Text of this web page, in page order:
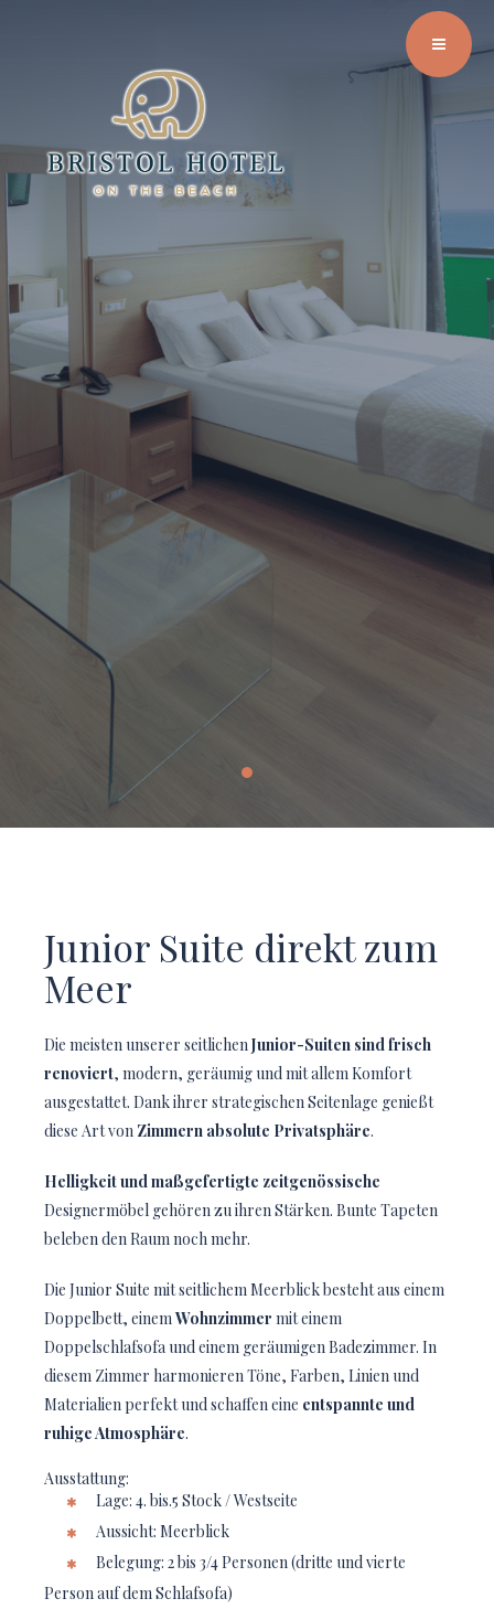
Junior Suite direkt zum
Meer
Die meisten unserer seitlichenJunior-Suiten sind frisch
renoviert, modern, geräumig und mit allem Komfort
ausgestattet. Dank ihrer strategischen Seitenlage genießt
diese Art von Zimmern absolute Privatsphäre.
Helligkeit und maßgefertigte zeitgenössische
Designermöbel gehören zu ihren Stärken. Bunte Tapeten
beleben den Raum noch mehr.
Die Junior Suite mit seitlichem Meerblick besteht aus einem
Doppelbett, einemWohnzimmer mit einem
Doppelschlafsofa und einem geräumigen Badezimmer. In
diesem Zimmer harmonieren Töne, Farben, Linien und
Materialien perfekt und schaffen eine entspannte und
ruhige Atmosphäre.
Ausstattung:
Lage: 4. bis.5 Stock / Westseite
Aussicht: Meerblick
Belegung: 2 bis 3/4 Personen (dritte und vierte
Person auf dem Schlafsofa)